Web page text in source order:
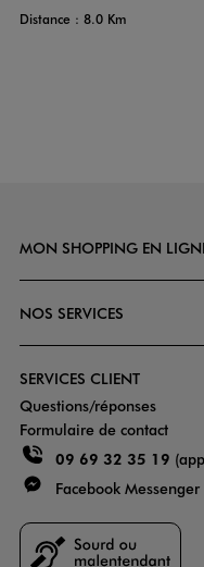
Distance : 8.0 Km
MON SHOPPING EN
NOS SERVICES
SERVICES CLIENT
Questions/réponses
Formulaire de contact
09 69 32 35 19
Facebook Messenger